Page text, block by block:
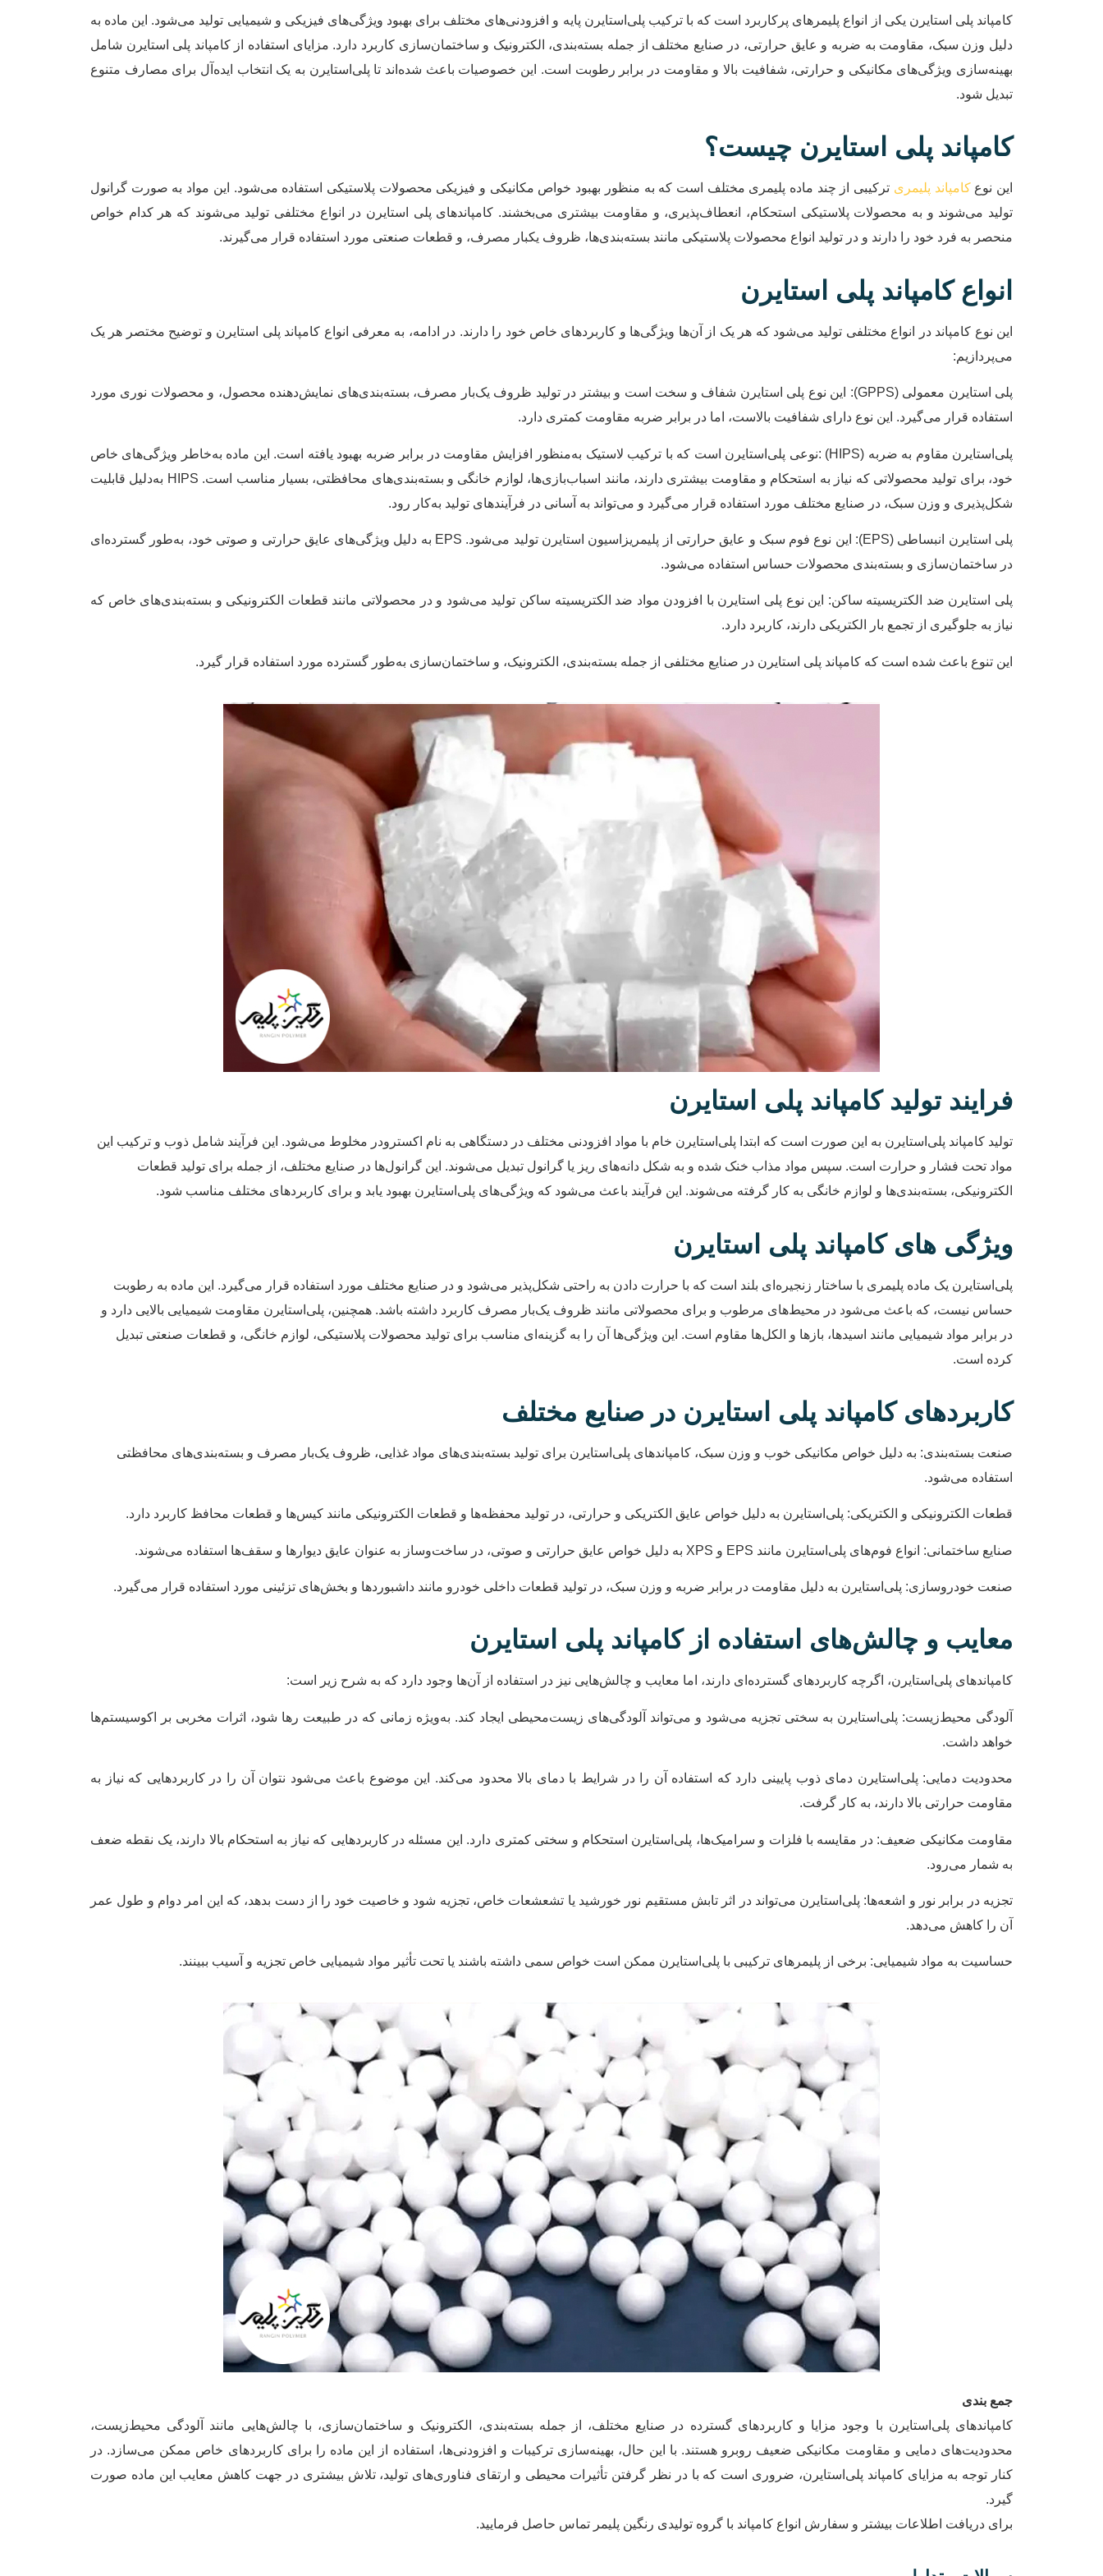
کامپاند پلی استایرن یکی از انواع پلیمرهای پرکاربرد است که با ترکیب پلی‌استایرن پایه و افزودنی‌های مختلف برای بهبود ویژگی‌های فیزیکی و شیمیایی تولید می‌شود. این ماده به
دلیل وزن سبک، مقاومت به ضربه و عایق حرارتی، در صنایع مختلف از جمله بسته‌بندی، الکترونیک و ساختمان‌سازی کاربرد دارد. مزایای استفاده از کامپاند پلی استایرن شامل
بهینه‌سازی ویژگی‌های مکانیکی و حرارتی، شفافیت بالا و مقاومت در برابر رطوبت است. این خصوصیات باعث شده‌اند تا پلی‌استایرن به یک انتخاب ایده‌آل برای مصارف متنوع
تبدیل شود.
کامپاند پلی استایرن چیست؟
این نوعکامپاند پلیمری ترکیبی از چند ماده پلیمری مختلف است که به منظور بهبود خواص مکانیکی و فیزیکی محصولات پلاستیکی استفاده می‌شود. این مواد به صورت گرانول
تولید می‌شوند و به محصولات پلاستیکی استحکام، انعطاف‌پذیری، و مقاومت بیشتری می‌بخشند. کامپاندهای پلی استایرن در انواع مختلفی تولید می‌شوند که هر کدام خواص
منحصر به فرد خود را دارند و در تولید انواع محصولات پلاستیکی مانند بسته‌بندی‌ها، ظروف یکبار مصرف، و قطعات صنعتی مورد استفاده قرار می‌گیرند.
انواع کامپاند پلی استایرن
این نوع کامپاند در انواع مختلفی تولید می‌شود که هر یک از آن‌ها ویژگی‌ها و کاربردهای خاص خود را دارند. در ادامه، به معرفی انواع کامپاند پلی استایرن و توضیح مختصر هر یک
می‌پردازیم:
پلی استایرن معمولی (GPPS): این نوع پلی استایرن شفاف و سخت است و بیشتر در تولید ظروف یک‌بار مصرف، بسته‌بندی‌های نمایش‌دهنده محصول، و محصولات نوری مورد
استفاده قرار می‌گیرد. این نوع دارای شفافیت بالاست، اما در برابر ضربه مقاومت کمتری دارد.
پلی‌استایرن مقاوم به ضربه (HIPS) :نوعی پلی‌استایرن است که با ترکیب لاستیک به‌منظور افزایش مقاومت در برابر ضربه بهبود یافته است. این ماده به‌خاطر ویژگی‌های خاص
خود، برای تولید محصولاتی که نیاز به استحکام و مقاومت بیشتری دارند، مانند اسباب‌بازی‌ها، لوازم خانگی و بسته‌بندی‌های محافظتی، بسیار مناسب است. HIPS به‌دلیل قابلیت
شکل‌پذیری و وزن سبک، در صنایع مختلف مورد استفاده قرار می‌گیرد و می‌تواند به آسانی در فرآیندهای تولید به‌کار رود.
پلی استایرن انبساطی (EPS): این نوع فوم سبک و عایق حرارتی از پلیمریزاسیون استایرن تولید می‌شود. EPS به دلیل ویژگی‌های عایق حرارتی و صوتی خود، به‌طور گسترده‌ای
در ساختمان‌سازی و بسته‌بندی محصولات حساس استفاده می‌شود.
پلی استایرن ضد الکتریسیته ساکن: این نوع پلی استایرن با افزودن مواد ضد الکتریسیته ساکن تولید می‌شود و در محصولاتی مانند قطعات الکترونیکی و بسته‌بندی‌های خاص که
نیاز به جلوگیری از تجمع بار الکتریکی دارند، کاربرد دارد.
این تنوع باعث شده است که کامپاند پلی استایرن در صنایع مختلفی از جمله بسته‌بندی، الکترونیک، و ساختمان‌سازی به‌طور گسترده مورد استفاده قرار گیرد.
فرایند تولید کامپاند پلی استایرن
تولید کامپاند پلی‌استایرن به این صورت است که ابتدا پلی‌استایرن خام با مواد افزودنی مختلف در دستگاهی به نام اکسترودر مخلوط می‌شود. این فرآیند شامل ذوب و ترکیب این
مواد تحت فشار و حرارت است. سپس مواد مذاب خنک شده و به شکل دانه‌های ریز یا گرانول تبدیل می‌شوند. این گرانول‌ها در صنایع مختلف، از جمله برای تولید قطعات
الکترونیکی، بسته‌بندی‌ها و لوازم خانگی به کار گرفته می‌شوند. این فرآیند باعث می‌شود که ویژگی‌های پلی‌استایرن بهبود یابد و برای کاربردهای مختلف مناسب شود.
ویژگی های کامپاند پلی استایرن
پلی‌استایرن یک ماده پلیمری با ساختار زنجیره‌ای بلند است که با حرارت دادن به راحتی شکل‌پذیر می‌شود و در صنایع مختلف مورد استفاده قرار می‌گیرد. این ماده به رطوبت
حساس نیست، که باعث می‌شود در محیط‌های مرطوب و برای محصولاتی مانند ظروف یک‌بار مصرف کاربرد داشته باشد. همچنین، پلی‌استایرن مقاومت شیمیایی بالایی دارد و
در برابر مواد شیمیایی مانند اسیدها، بازها و الکل‌ها مقاوم است. این ویژگی‌ها آن را به گزینه‌ای مناسب برای تولید محصولات پلاستیکی، لوازم خانگی، و قطعات صنعتی تبدیل
کرده است.
کاربردهای کامپاند پلی استایرن در صنایع مختلف
صنعت بسته‌بندی: به دلیل خواص مکانیکی خوب و وزن سبک، کامپاندهای پلی‌استایرن برای تولید بسته‌بندی‌های مواد غذایی، ظروف یک‌بار مصرف و بسته‌بندی‌های محافظتی
استفاده می‌شود.
قطعات الکترونیکی و الکتریکی: پلی‌استایرن به دلیل خواص عایق الکتریکی و حرارتی، در تولید محفظه‌ها و قطعات الکترونیکی مانند کیس‌ها و قطعات محافظ کاربرد دارد.
صنایع ساختمانی: انواع فوم‌های پلی‌استایرن مانند EPS و XPS به دلیل خواص عایق حرارتی و صوتی، در ساخت‌وساز به عنوان عایق دیوارها و سقف‌ها استفاده می‌شوند.
صنعت خودروسازی: پلی‌استایرن به دلیل مقاومت در برابر ضربه و وزن سبک، در تولید قطعات داخلی خودرو مانند داشبوردها و بخش‌های تزئینی مورد استفاده قرار می‌گیرد.
معایب و چالش‌های استفاده از کامپاند پلی استایرن
کامپاندهای پلی‌استایرن، اگرچه کاربردهای گسترده‌ای دارند، اما معایب و چالش‌هایی نیز در استفاده از آن‌ها وجود دارد که به شرح زیر است:
آلودگی محیط‌زیست: پلی‌استایرن به سختی تجزیه می‌شود و می‌تواند آلودگی‌های زیست‌محیطی ایجاد کند. به‌ویژه زمانی که در طبیعت رها شود، اثرات مخربی بر اکوسیستم‌ها
خواهد داشت.
محدودیت دمایی: پلی‌استایرن دمای ذوب پایینی دارد که استفاده آن را در شرایط با دمای بالا محدود می‌کند. این موضوع باعث می‌شود نتوان آن را در کاربردهایی که نیاز به
مقاومت حرارتی بالا دارند، به کار گرفت.
مقاومت مکانیکی ضعیف: در مقایسه با فلزات و سرامیک‌ها، پلی‌استایرن استحکام و سختی کمتری دارد. این مسئله در کاربردهایی که نیاز به استحکام بالا دارند، یک نقطه ضعف
به شمار می‌رود.
تجزیه در برابر نور و اشعه‌ها: پلی‌استایرن می‌تواند در اثر تابش مستقیم نور خورشید یا تشعشعات خاص، تجزیه شود و خاصیت خود را از دست بدهد، که این امر دوام و طول عمر
آن را کاهش می‌دهد.
حساسیت به مواد شیمیایی: برخی از پلیمرهای ترکیبی با پلی‌استایرن ممکن است خواص سمی داشته باشند یا تحت تأثیر مواد شیمیایی خاص تجزیه و آسیب ببینند.
جمع بندی
کامپاندهای پلی‌استایرن با وجود مزایا و کاربردهای گسترده در صنایع مختلف، از جمله بسته‌بندی، الکترونیک و ساختمان‌سازی، با چالش‌هایی مانند آلودگی محیط‌زیست،
محدودیت‌های دمایی و مقاومت مکانیکی ضعیف روبرو هستند. با این حال، بهینه‌سازی ترکیبات و افزودنی‌ها، استفاده از این ماده را برای کاربردهای خاص ممکن می‌سازد. در
کنار توجه به مزایای کامپاند پلی‌استایرن، ضروری است که با در نظر گرفتن تأثیرات محیطی و ارتقای فناوری‌های تولید، تلاش بیشتری در جهت کاهش معایب این ماده صورت
گیرد.
برای دریافت اطلاعات بیشتر و سفارش انواع کامپاند با گروه تولیدی رنگین پلیمر تماس حاصل فرمایید.